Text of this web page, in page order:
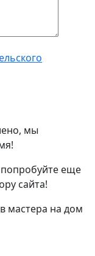
мы
еще
сайта!
мастера на дом